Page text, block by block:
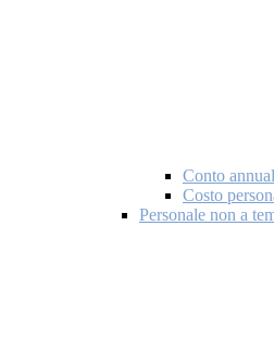
Conto
Costo
Personale non a